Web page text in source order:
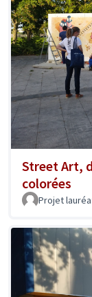
Street Art,
colorées
Projet